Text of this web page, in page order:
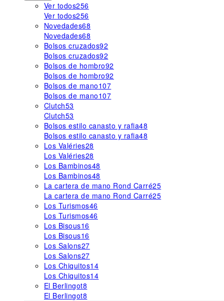
Ver todos256
Ver todos256
Novedades68
Novedades68
Bolsos cruzados92
Bolsos cruzados92
Bolsos de hombro92
Bolsos de hombro92
Bolsos de mano107
Bolsos de mano107
Clutch53
Clutch53
Bolsos estilo canasto y rafia48
Bolsos estilo canasto y rafia48
Los Valéries28
Los Valéries28
Los Bambinos48
Los Bambinos48
La cartera de mano Rond Carré25
La cartera de mano Rond Carré25
Los Turismos46
Los Turismos46
Los Bisous16
Los Bisous16
Los Salons27
Los Salons27
Los Chiquitos14
Los Chiquitos14
El Berlingot8
El Berlingot8